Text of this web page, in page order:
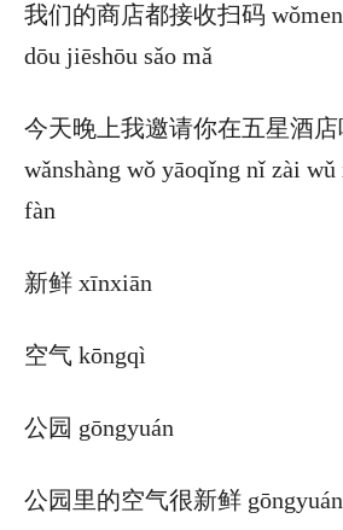
我们的商店都接收扫码 wǒmen
dōu jiēshōu sǎo mǎ
今天晚上我邀请你在五星酒
wǎnshàng wǒ yāoqǐng nǐ zài
fàn
新鲜 xīnxiān
空气 kōngqì
公园 gōngyuán
公园里的空气很新鲜